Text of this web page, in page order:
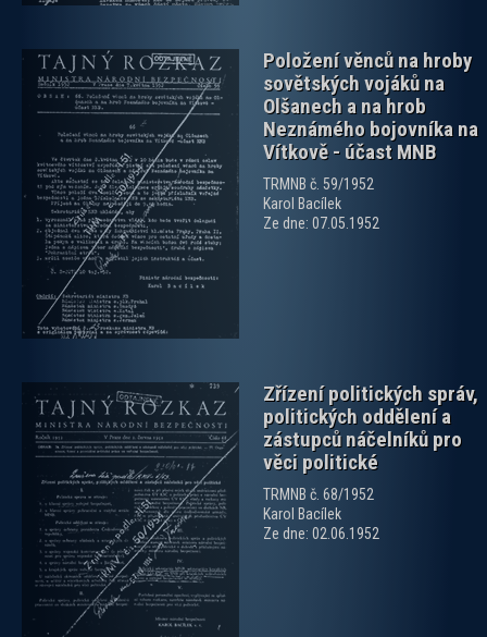
Položení věnců na hroby
sovětských vojáků na
Olšanech a na hrob
Neznámého bojovníka na
Vítkově - účast MNB
TRMNB č. 59/1952
Karol Bacílek
Ze dne: 07.05.1952
Zřízení politických správ,
politických oddělení a
zástupců náčelníků pro
věci politické
TRMNB č. 68/1952
Karol Bacílek
Ze dne: 02.06.1952
zobrazit PDF dokument
zobrazit PDF dokument